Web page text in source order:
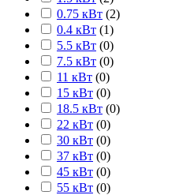
0.75 кВт (2)
0.4 кВт (1)
5.5 кВт (0)
7.5 кВт (0)
11 кВт (0)
15 кВт (0)
18.5 кВт (0)
22 кВт (0)
30 кВт (0)
37 кВт (0)
45 кВт (0)
55 кВт (0)